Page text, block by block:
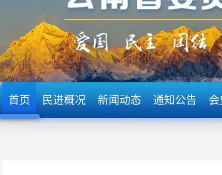
首页 民进概况 新闻动态 通知公告 会